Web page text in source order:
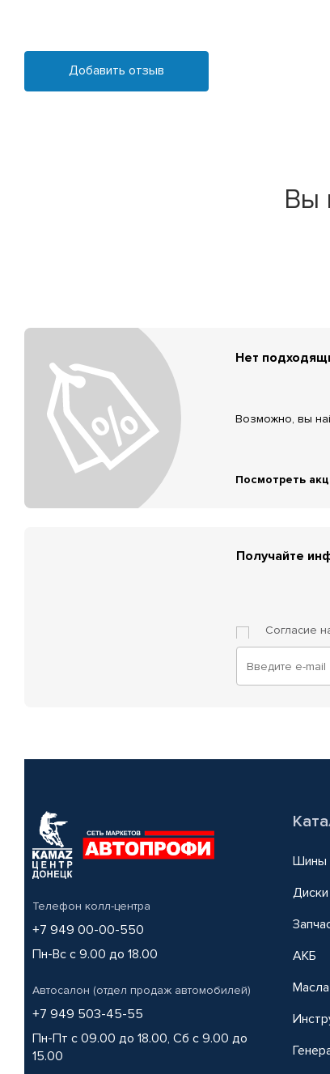
Добавить отзыв
Вы
Нет
Возможно, вы
Посмотреть
Получайте
Согласие
Телефон колл-центра
+7 949 00-00-550
Пн-Вс с 9.00 до 18.00
Автосалон (отдел продаж автомобилей)
+7 949 503-45-55
Пн-Пт с 09.00 до 18.00, Сб с 9.00 до
15.00
Шины
Диски
АКБ